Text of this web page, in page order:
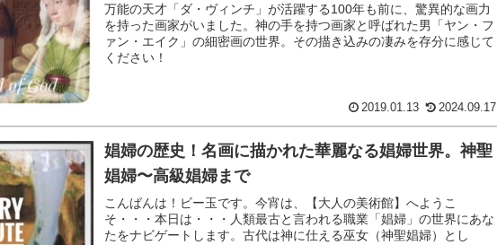
万能の天才「ダ・ヴィンチ」が活躍する100年も前に、驚異的な画力
を持った画家がいました。神の手を持つ画家と呼ばれた男「ヤン・フ
ァン・エイク」の細密画の世界。その描き込みの凄みを存分に感じて
ください！
2019.01.13 2024.09.17
娼婦の歴史！名画に描かれた華麗なる娼婦世界。神聖
娼婦〜高級娼婦まで
こんばんは！ビー玉です。今宵は、【大人の美術館】へようこ
そ・・・本日は・・・人類最古と言われる職業「娼婦」の世界にあな
たをナビゲートします。古代は神に仕える巫女（神聖娼婦）とし